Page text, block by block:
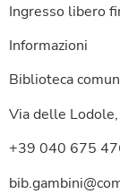
Ingresso libero
Informazioni
Biblioteca
Via delle
+39 040 675